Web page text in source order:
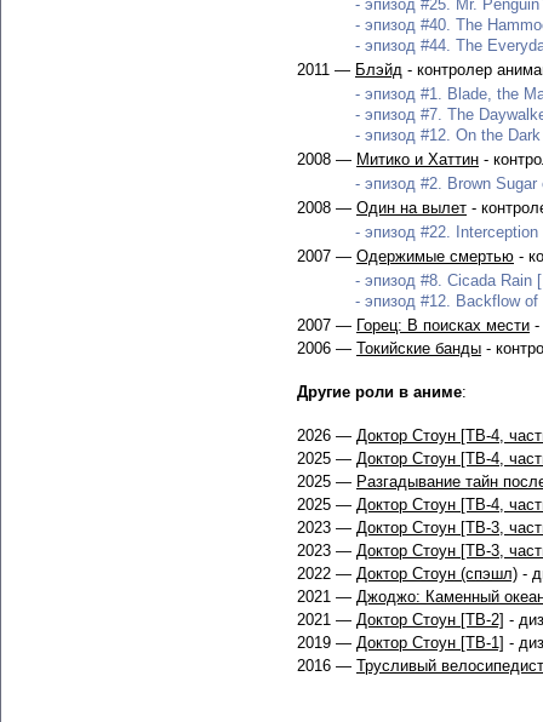
- эпизод #25. Mr.
- эпизод #40. The
- эпизод #44. The
2011 — Блэйд - контролер
- эпизод #1. Blade, the
- эпизод #7. The
- эпизод #12. On the
2008 — Митико и Хаттин -
- эпизод #2. Brown
2008 — Один на вылет -
- эпизод #22. Interception
2007 — Одержимые смертью -
- эпизод #8. Cicada Rain
- эпизод #12. Backflow
2007 — Горец: В поисках мести -
2006 — Токийские банды -
Другие роли в аниме:
2026 — Доктор Стоун [ТВ-4,
2025 — Доктор Стоун [ТВ-4,
2025 — Разгадывание тайн
2025 — Доктор Стоун [ТВ-4,
2023 — Доктор Стоун [ТВ-3,
2023 — Доктор Стоун [ТВ-3,
2022 — Доктор Стоун (спэшл) -
2021 — Джоджо: Каменный
2021 — Доктор Стоун [ТВ-2] -
2019 — Доктор Стоун [ТВ-1] -
2016 — Трусливый